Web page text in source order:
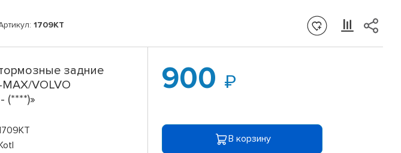
1709KT
задние
VOLVO
(****)»
900
В корзину